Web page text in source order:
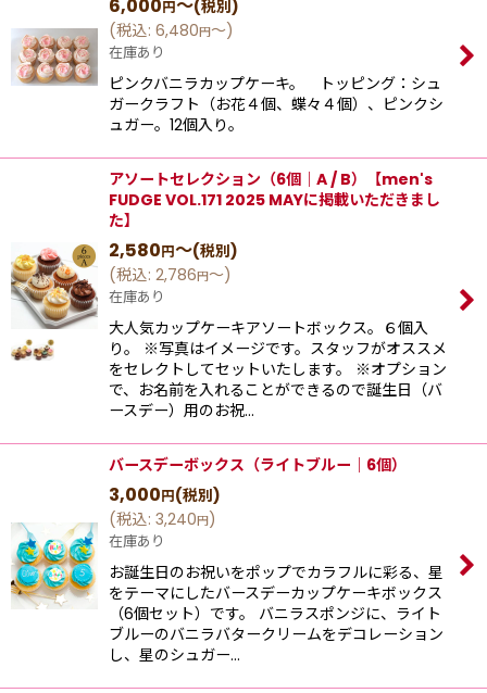
6,000円～(税別)
(税込: 6,480円～)
在庫あり
ピンクバニラカップケーキ。 トッピング：シュ
ガークラフト（お花４個、蝶々４個）、ピンクシ
ュガー。12個入り。
アソートセレクション（6個｜A / B）【men's
FUDGE VOL.171 2025 MAYに掲載いただきまし
た】
2,580円～(税別)
(税込: 2,786円～)
在庫あり
大人気カップケーキアソートボックス。６個入
り。 ※写真はイメージです。スタッフがオススメ
をセレクトしてセットいたします。 ※オプション
で、お名前を入れることができるので誕生日（バ
ースデー）用のお祝…
バースデーボックス（ライトブルー｜6個）
3,000円(税別)
(税込: 3,240円)
在庫あり
お誕生日のお祝いをポップでカラフルに彩る、星
をテーマにしたバースデーカップケーキボックス
（6個セット）です。 バニラスポンジに、ライト
ブルーのバニラバタークリームをデコレーション
し、星のシュガー…